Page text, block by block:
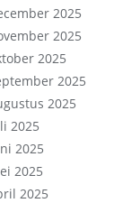
2025
2025
2025
2025
2025
2025
2025
2025
2025